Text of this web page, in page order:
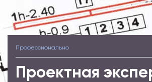
Профессионально
Проектная